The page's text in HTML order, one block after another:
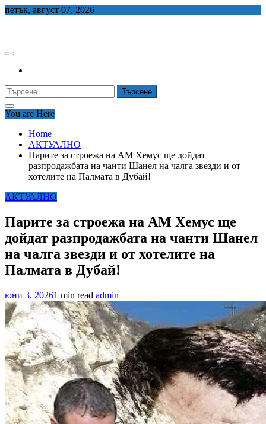
Skip
петък, август 07, 2026
Търсене
за:
You are Here
Home
АКТУАЛНО
Парите за строежа на АМ Хемус ще дойдат
разпродажбата на чанти Шанел на чалга звезди и от
хотелите на Палмата в Дубай!
АКТУАЛНО
Парите за строежа на АМ Хемус ще
дойдат разпродажбата на чанти Шанел
на чалга звезди и от хотелите на
Палмата в Дубай!
юни 3, 20261 min read admin